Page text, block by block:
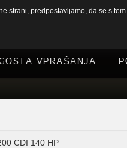
VPRAŠANJA
CDI 140 HP
predpostavljamo, da se s